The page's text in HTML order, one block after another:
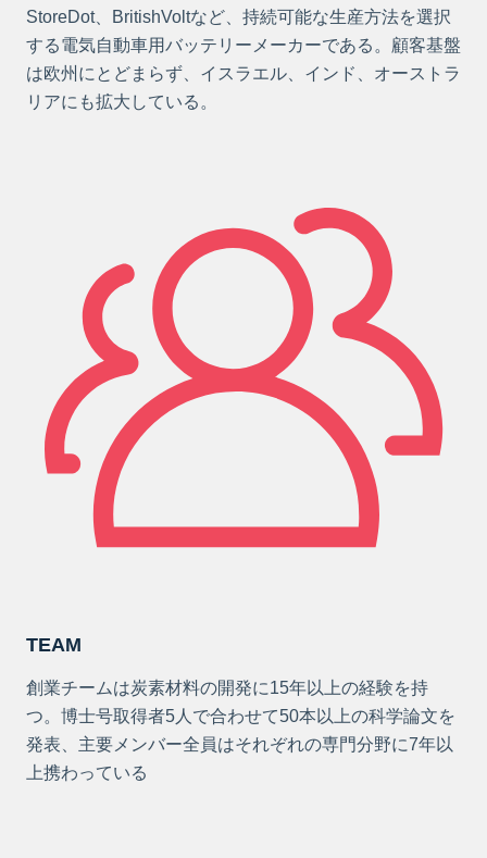
StoreDot、BritishVoltなど、持続可能な生産方法を選択
する電気自動車用バッテリーメーカーである。顧客基盤
は欧州にとどまらず、イスラエル、インド、オーストラ
リアにも拡大している。
TEAM
創業チームは炭素材料の開発に15年以上の経験を持
つ。博士号取得者5人で合わせて50本以上の科学論文を
発表、主要メンバー全員はそれぞれの専門分野に7年以
上携わっている